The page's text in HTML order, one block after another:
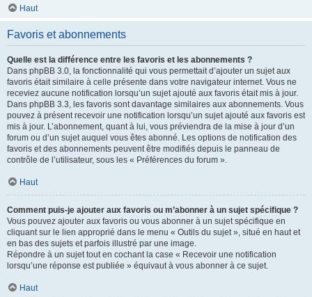
Haut
Favoris et abonnements
Quelle est la différence entre les favoris et les abonnements ?
Dans phpBB 3.0, la fonctionnalité qui vous permettait d’ajouter un sujet aux
favoris était similaire à celle présente dans votre navigateur internet. Vous ne
receviez aucune notification lorsqu’un sujet ajouté aux favoris était mis à jour.
Dans phpBB 3.3, les favoris sont davantage similaires aux abonnements. Vous
pouvez à présent recevoir une notification lorsqu’un sujet ajouté aux favoris est
mis à jour. L’abonnement, quant à lui, vous préviendra de la mise à jour d’un
forum ou d’un sujet auquel vous êtes abonné. Les options de notification des
favoris et des abonnements peuvent être modifiés depuis le panneau de
contrôle de l’utilisateur, sous les « Préférences du forum ».
Haut
Comment puis-je ajouter aux favoris ou m’abonner à un sujet spécifique ?
Vous pouvez ajouter aux favoris ou vous abonner à un sujet spécifique en
cliquant sur le lien approprié dans le menu « Outils du sujet », situé en haut et
en bas des sujets et parfois illustré par une image.
Répondre à un sujet tout en cochant la case « Recevoir une notification
lorsqu’une réponse est publiée » équivaut à vous abonner à ce sujet.
Haut